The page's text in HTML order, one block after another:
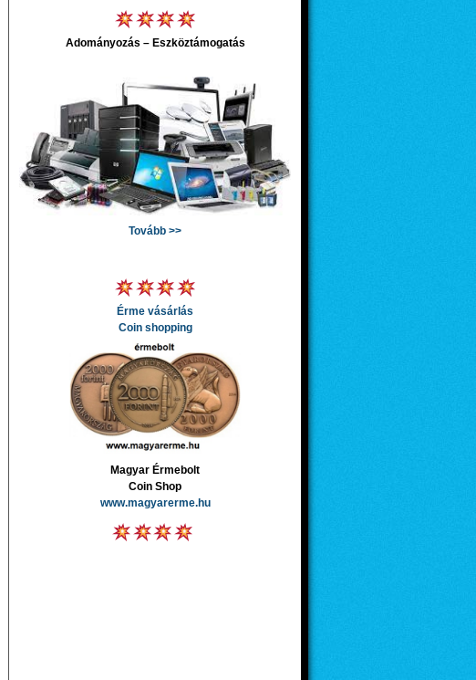
Adományozás – Eszköztámogatás
Tovább >>
Érme vásárlás
Coin shopping
Magyar Érmebolt
Coin Shop
www.magyarerme.hu